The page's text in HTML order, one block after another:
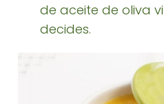
de aceite de oliva
decides.